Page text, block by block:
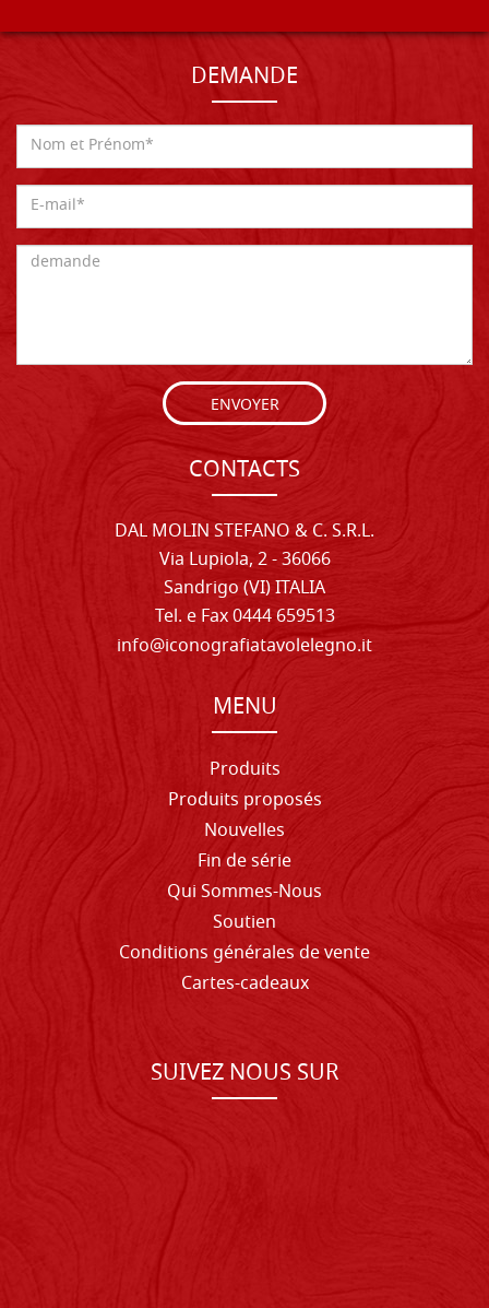
DEMANDE
ENVOYER
CONTACTS
DAL MOLIN STEFANO & C. S.R.L.
Via Lupiola, 2 - 36066
Sandrigo (VI) ITALIA
Tel. e Fax 0444 659513
info@iconografiatavolelegno.it
MENU
Produits
Produits proposés
Nouvelles
Fin de série
Qui Sommes-Nous
Soutien
Conditions générales de vente
Cartes-cadeaux
SUIVEZ NOUS SUR